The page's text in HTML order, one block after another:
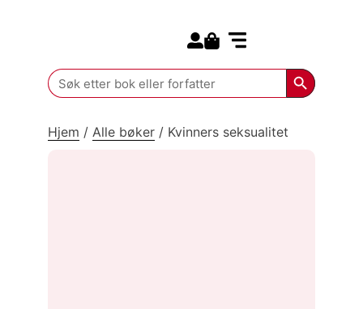
Search
for:
Search
Hjem / Alle bøker / Kvinners seksualitet